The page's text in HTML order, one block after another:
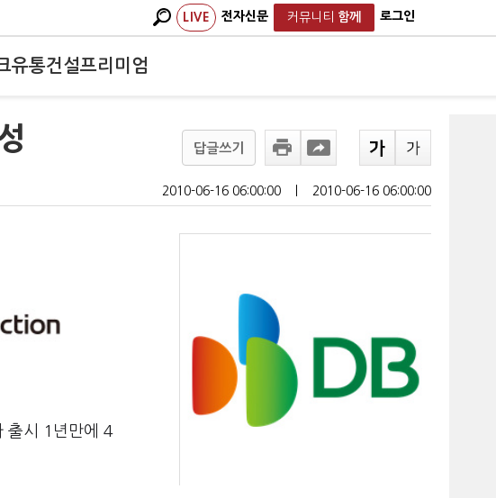
LIVE 전자신문 커뮤니티 함께 로그인
유통건설프리미엄
답글쓰기
2010-06-16 06:00:00 2010-06-16 06:00:00
출시 1년만에 4